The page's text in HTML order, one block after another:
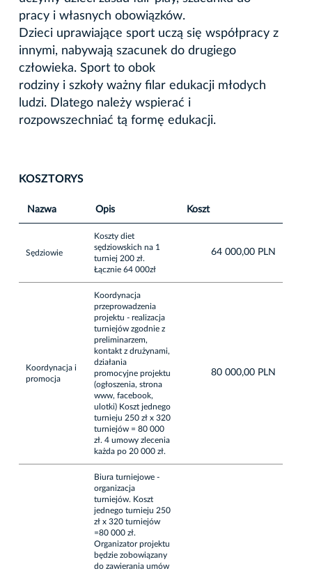
pracy i własnych obowiązków.
Dzieci uprawiające sport uczą się współpracy z
innymi, nabywają szacunek do drugiego
człowieka. Sport to obok
rodziny i szkoły ważny filar edukacji młodych
ludzi. Dlatego należy wspierać i
rozpowszechniać tą formę edukacji.
KOSZTORYS
Nazwa Opis Koszt
Sędziowie
Koszty diet
sędziowskich na 1
turniej 200 zł.
Łącznie 64 000zł
64 000,00 PLN
Koordynacja i
promocja
Koordynacja
przeprowadzenia
projektu - realizacja
turniejów zgodnie z
preliminarzem,
kontakt z drużynami,
działania
promocyjne projektu
(ogłoszenia, strona
www, facebook,
ulotki) Koszt jednego
turnieju 250 zł x 320
turniejów = 80 000
zł. 4 umowy zlecenia
każda po 20 000 zł.
80 000,00 PLN
Biura turniejowe -
organizacja
turniejów. Koszt
jednego turnieju 250
zł x 320 turniejów
=80 000 zł.
Organizator projektu
będzie zobowiązany
do zawierania umów